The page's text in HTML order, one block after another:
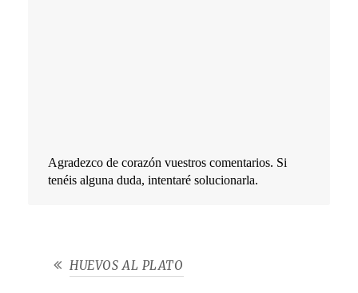
Agradezco de corazón vuestros comentarios. Si
tenéis alguna duda, intentaré solucionarla.
HUEVOS AL PLATO